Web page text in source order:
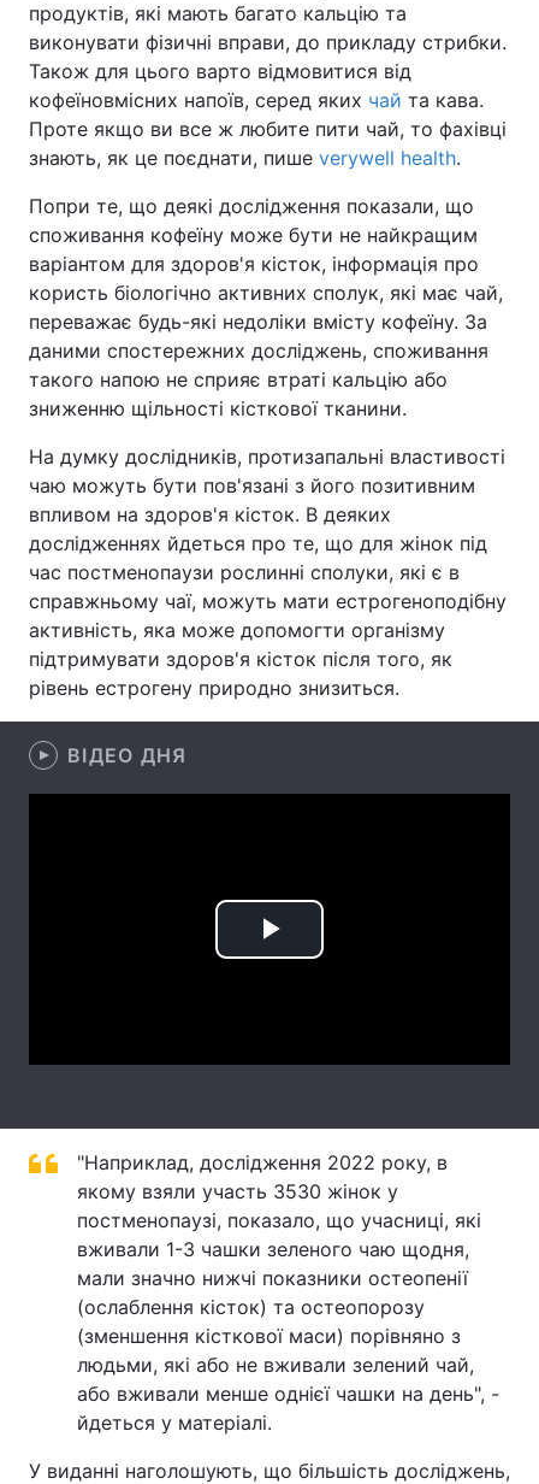
Спорт Наука
Техно і зв'язок
Зброя Інциденти
Цікавинки Погода
Екологія Регіони
Лонгріди
Відео з Youtube
Інтерв'ю Думки
Вакансії
Контакти
Послуги
продуктів, які мають багато кальцію та
виконувати фізичні вправи, до прикладу стрибки.
Також для цього варто відмовитися від
кофеїновмісних напоїв, серед яких чай та кава.
Проте якщо ви все ж любите пити чай, то фахівці
знають, як це поєднати, пише verywell health.
Попри те, що деякі дослідження показали, що
споживання кофеїну може бути не найкращим
варіантом для здоров'я кісток, інформація про
користь біологічно активних сполук, які має чай,
переважає будь-які недоліки вмісту кофеїну. За
даними спостережних досліджень, споживання
такого напою не сприяє втраті кальцію або
зниженню щільності кісткової тканини.
На думку дослідників, протизапальні властивості
чаю можуть бути пов'язані з його позитивним
впливом на здоров'я кісток. В деяких
дослідженнях йдеться про те, що для жінок під
час постменопаузи рослинні сполуки, які є в
справжньому чаї, можуть мати естрогеноподібну
активність, яка може допомогти організму
підтримувати здоров'я кісток після того, як
рівень естрогену природно знизиться.
ВІДЕО ДНЯ
Play
"Наприклад, дослідження 2022 року, в
якому взяли участь 3530 жінок у
постменопаузі, показало, що учасниці, які
вживали 1-3 чашки зеленого чаю щодня,
мали значно нижчі показники остеопенії
(ослаблення кісток) та остеопорозу
(зменшення кісткової маси) порівняно з
людьми, які або не вживали зелений чай,
або вживали менше однієї чашки на день", -
йдеться у матеріалі.
У виданні наголошують, що більшість досліджень,